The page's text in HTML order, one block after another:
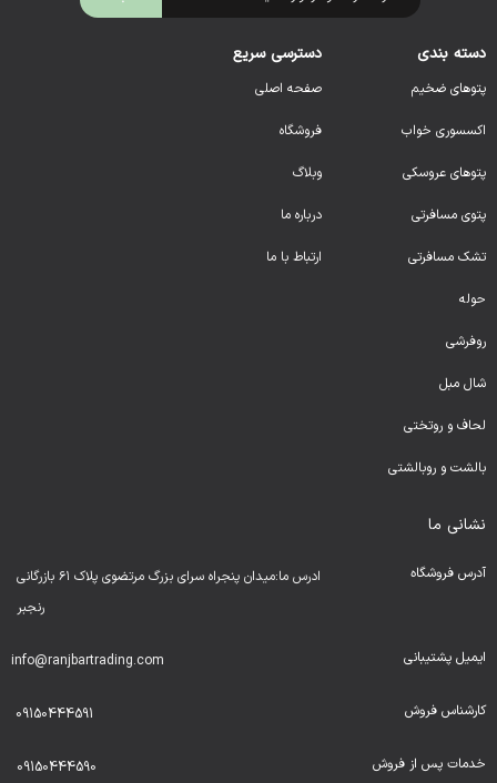
دسته بندی
پتوهای ضخیم
اکسسوری خواب
پتوهای عروسکی
پتوی مسافرتی
تشک مسافرتی
حوله
روفرشی
شال مبل
لحاف و روتختی
بالشت و روبالشتی
دسترسی سریع
صفحه اصلی
فروشگاه
وبلاگ
درباره ما
ارتباط با ما
نشانی ما
آدرس فروشگاه
ادرس ما:میدان پنجراه سرای بزرگ مرتضوی پلاک ۶۱ بازرگانی
رنجبر
ایمیل پشتیبانی info@ranjbartrading.com
کارشناس فروش 09150444591
خدمات پس از فروش 09150444590